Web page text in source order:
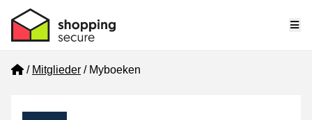
Home
Mitglieder Myboeken